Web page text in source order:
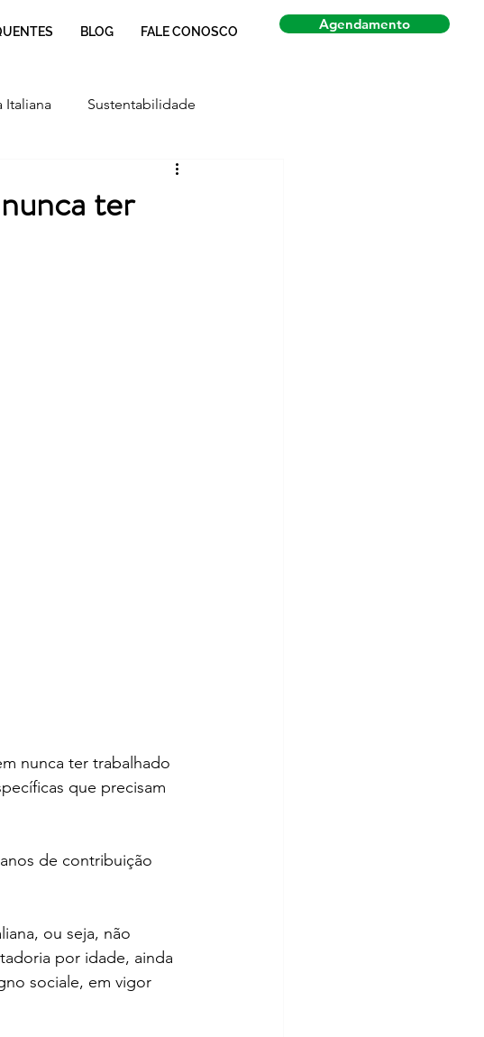
BLOG FALE CONOSCO Agendamento
Italiana Sustentabilidade
ter
nunca ter trabalhado
que precisam
de contribuição
ou seja, não
por idade, ainda
sociale, em vigor